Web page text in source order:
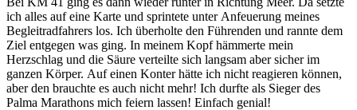
ich alles auf eine Karte und sprintete unter Anfeuerung meines
Begleitradfahrers los. Ich überholte den Führenden und rannte dem
Ziel entgegen was ging. In meinem Kopf hämmerte mein
Herzschlag und die Säure verteilte sich langsam aber sicher im
ganzen Körper. Auf einen Konter hätte ich nicht reagieren können,
aber den brauchte es auch nicht mehr! Ich durfte als Sieger des
Palma Marathons mich feiern lassen! Einfach genial!